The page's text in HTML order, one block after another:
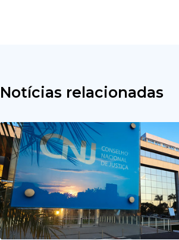
Notícias relacionadas